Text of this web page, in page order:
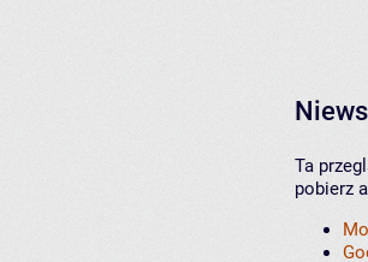
Ta
pobierz